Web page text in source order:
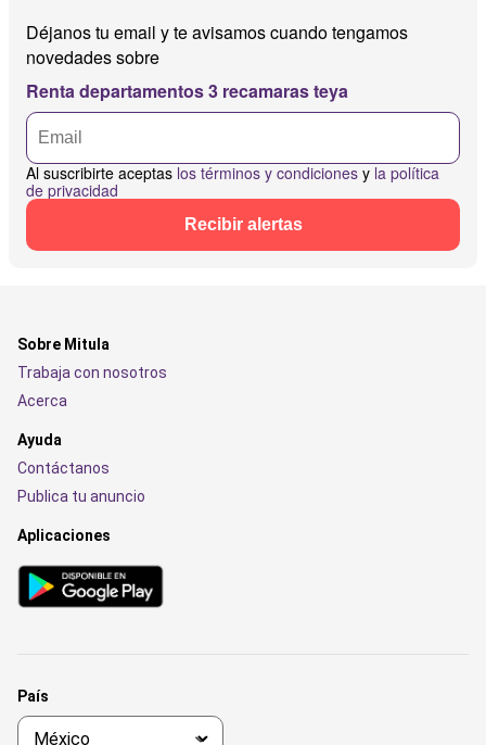
Déjanos tu email y te avisamos cuando tengamos
novedades sobre
Renta departamentos 3 recamaras teya
Al suscribirte aceptas los términos y condiciones y la política
de privacidad
Recibir alertas
Sobre Mitula
Trabaja con nosotros
Acerca
Ayuda
Contáctanos
Publica tu anuncio
Aplicaciones
País